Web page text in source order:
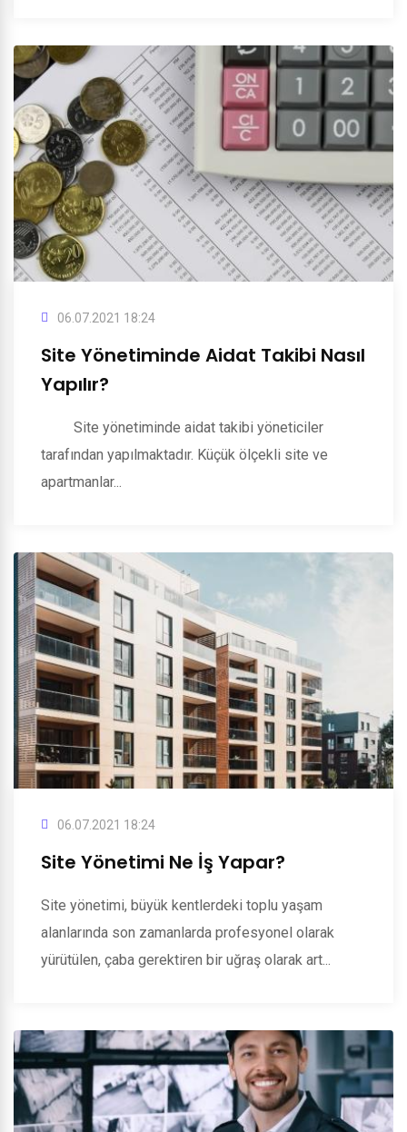
06.07.2021 18:24
Site Yönetiminde Aidat Takibi Nasıl
Yapılır?
Site yönetiminde aidat takibi yöneticiler
tarafından yapılmaktadır. Küçük ölçekli site ve
apartmanlar...
06.07.2021 18:24
Site Yönetimi Ne İş Yapar?
Site yönetimi, büyük kentlerdeki toplu yaşam
alanlarında son zamanlarda profesyonel olarak
yürütülen, çaba gerektiren bir uğraş olarak art...